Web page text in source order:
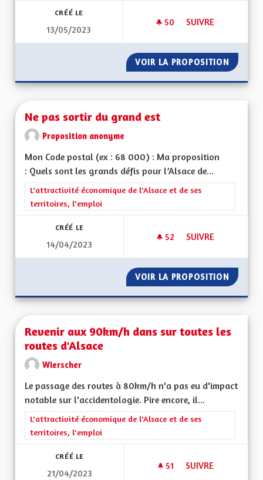
CRÉÉ LE
13/05/2023
50 50 ABONNÉS
SUIVRE
VOIR LA PROPOSITION
Ne pas sortir du grand est
Proposition anonyme
Mon Code postal (ex : 68 000) : Ma proposition
: Quels sont les grands défis pour l’Alsace de...
Filtrer les résultats de la catégorie : L'attractivité
L'attractivité économique de l'Alsace et de ses
territoires, l'emploi
CRÉÉ LE
14/04/2023
52 52 ABONNÉS
SUIVRE
VOIR LA PROPOSITION NE
Revenir aux 90km/h dans sur toutes les
routes d'Alsace
Wierscher
Le passage des routes à 80km/h n'a pas eu d'impact
notable sur l'accidentologie. Pire encore, il...
Filtrer les résultats de la catégorie : L'attractivité
L'attractivité économique de l'Alsace et de ses
territoires, l'emploi
CRÉÉ LE
21/04/2023
51 51 ABONNÉS
SUIVRE